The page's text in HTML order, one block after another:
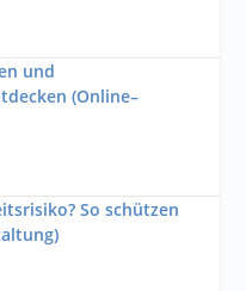
und
(Online–
So schützen